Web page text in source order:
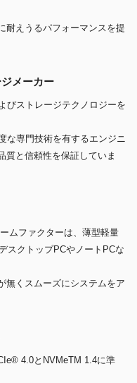
耐えうるパフォーマンスを提
メーカー
びストレージテクノロジーを
な専門技術を有するエンジニ
質と信頼性を保証していま
ムファクターは、薄型軽量
スクトップPCやノートPCな
無くスムーズにシステムをア
4.0とNVMeTM 1.4に準